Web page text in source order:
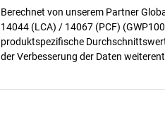
Berechnet von unserem Partner
14044 (LCA) / 14067 (PCF)
produktspezifische
der Verbesserung der Daten